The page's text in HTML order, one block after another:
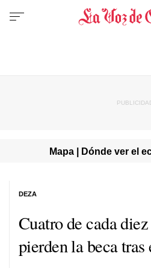
Mapa | Dónde ver el
Cuatro de cada
pierden la beca
DEZA